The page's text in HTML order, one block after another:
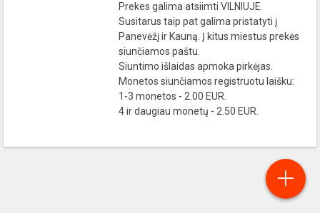
Prekes galima atsiimti VILNIUJE.
Susitarus taip pat galima pristatyti į
Panevėžį ir Kauną. Į kitus miestus prekės
siunčiamos paštu.
Siuntimo išlaidas apmoka pirkėjas.
Monetos siunčiamos registruotu laišku:
1-3 monetos - 2.00 EUR.
4 ir daugiau monetų - 2.50 EUR.